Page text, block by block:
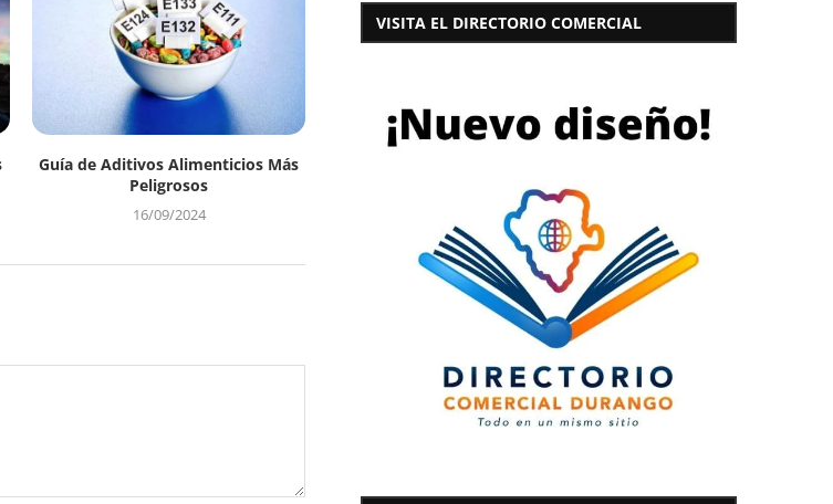
Guía de Aditivos Alimenticios Más
Peligrosos
16/09/2024
VISITA EL DIRECTORIO COMERCIAL